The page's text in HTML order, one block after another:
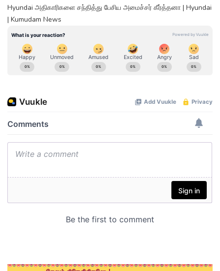
Hyundai அதிகாரிகளை சந்தித்து பேசிய அமைச்சர் கீர்த்தனா | Hyundai
| Kumudam News